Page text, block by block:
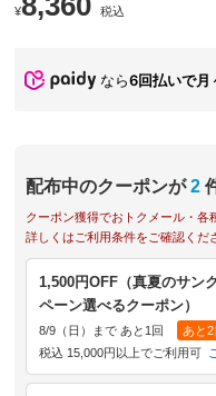
¥ 税込
なら6回払いで月
配布中のクーポンが 2
クーポン獲得でおトクメール・各
詳しくはご利用条件をご確認くだ
1,500円OFF（真夏のサン
ペーン選べるクーポン）
8/9（日）まで あと1回
あと2
税込 15,000円以上でご利用可